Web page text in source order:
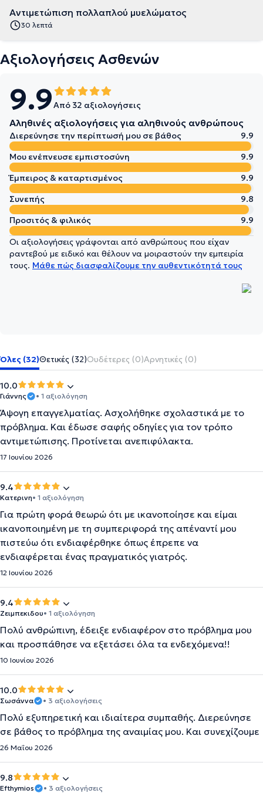
Αντιμετώπιση πολλαπλού μυελώματος
30 λεπτά
Αξιολογήσεις Ασθενών
9.9Από 32 αξιολογήσεις
Αληθινές αξιολογήσεις για αληθινούς ανθρώπους
Διερεύνησε την περίπτωσή μου σε βάθος
9.9
Μου ενέπνευσε εμπιστοσύνη
9.9
Έμπειρος & καταρτισμένος
9.9
Συνεπής
9.8
Προσιτός & φιλικός
9.9
Οι αξιολογήσεις γράφονται από ανθρώπους που είχαν
ραντεβού με ειδικό και θέλουν να μοιραστούν την εμπειρία
τους. Μάθε πώς διασφαλίζουμε την αυθεντικότητά τους
Όλες (32)Θετικές (32)Ουδέτερες (0)Αρνητικές (0)
10.0
Γιάννης • 1 αξιολόγηση
Άψογη επαγγελματίας. Ασχολήθηκε σχολαστικά με το
πρόβλημα. Και έδωσε σαφής οδηγίες για τον τρόπο
αντιμετώπισης. Προτίνεται ανεπιφύλακτα.
17 Ιουνίου 2026
9.4
Κατερινη• 1 αξιολόγηση
Για πρώτη φορά θεωρώ ότι με ικανοποίησε και είμαι
ικανοποιημένη με τη συμπεριφορά της απέναντί μου
πιστεύω ότι ενδιαφέρθηκε όπως έπρεπε να
ενδιαφέρεται ένας πραγματικός γιατρός.
12 Ιουνίου 2026
9.4
Ζειμπεκιδου• 1 αξιολόγηση
Πολύ ανθρώπινη, έδειξε ενδιαφέρον στο πρόβλημα μου
και προσπάθησε να εξετάσει όλα τα ενδεχόμενα!!
10 Ιουνίου 2026
10.0
Σωσάννα • 3 αξιολογήσεις
Πολύ εξυπηρετική και ιδιαίτερα συμπαθής. Διερεύνησε
σε βάθος το πρόβλημα της αναιμίας μου. Και συνεχίζουμε
26 Μαΐου 2026
9.8
Efthymios • 3 αξιολογήσεις